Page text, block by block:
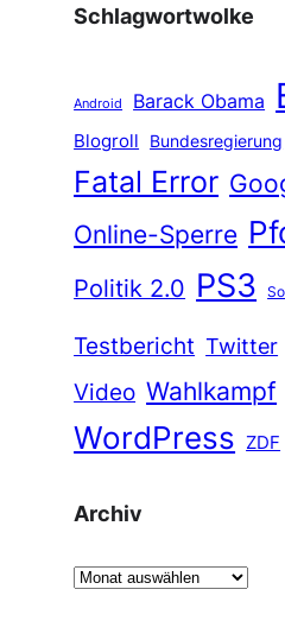
Schlagwortwolke
Android Barack Obama
Blogroll Bundesregierung
Fatal Error
Online-Sperre
Politik 2.0 PS3
Testbericht Twitter
Video Wahlkampf
WordPress ZDF
Archiv
A